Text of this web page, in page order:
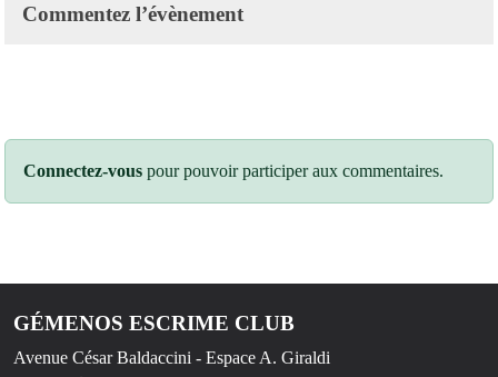
Commentez l’évènement
Connectez-vous pour pouvoir participer aux commentaires.
GÉMENOS ESCRIME CLUB
Avenue César Baldaccini - Espace A. Giraldi